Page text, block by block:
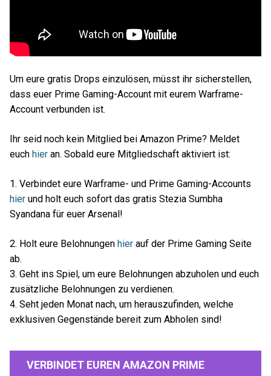
Um eure gratis Drops einzulösen, müsst ihr sicherstellen,
dass euer Prime Gaming-Account mit eurem Warframe-
Account verbunden ist.
Ihr seid noch kein Mitglied bei Amazon Prime? Meldet
euch hier an. Sobald eure Mitgliedschaft aktiviert ist:
1. Verbindet eure Warframe- und Prime Gaming-Accounts
hier und holt euch sofort das gratis Stezia Sumbha
Syandana für euer Arsenal!
2. Holt eure Belohnungen hier auf der Prime Gaming Seite
ab.
3. Geht ins Spiel, um eure Belohnungen abzuholen und euch
zusätzliche Belohnungen zu verdienen.
4. Seht jeden Monat nach, um herauszufinden, welche
exklusiven Gegenstände bereit zum Abholen sind!
VERBINDET EUREN AMAZON PRIME